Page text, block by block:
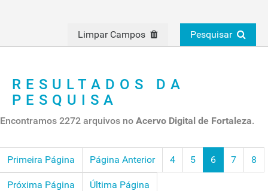
Pesquisar
Limpar Campos
RESULTADOS DA
PESQUISA
Encontramos 2272 arquivos no Acervo Digital de Fortaleza.
Primeira Página Página Anterior 4 5 6 7 8
Próxima Página Última Página